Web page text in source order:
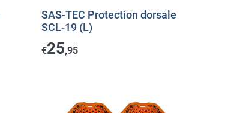
SAS-TEC Protection dorsale
SCL-19 (L)
€25,95